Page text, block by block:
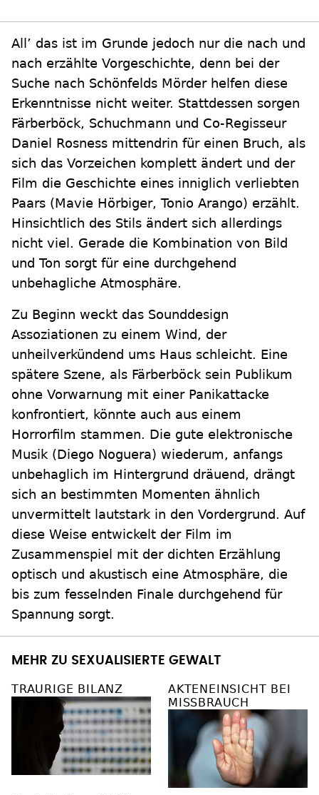
All’ das ist im Grunde jedoch nur die nach und
nach erzählte Vorgeschichte, denn bei der
Suche nach Schönfelds Mörder helfen diese
Erkenntnisse nicht weiter. Stattdessen sorgen
Färberböck, Schuchmann und Co-Regisseur
Daniel Rosness mittendrin für einen Bruch, als
sich das Vorzeichen komplett ändert und der
Film die Geschichte eines inniglich verliebten
Paars (Mavie Hörbiger, Tonio Arango) erzählt.
Hinsichtlich des Stils ändert sich allerdings
nicht viel. Gerade die Kombination von Bild
und Ton sorgt für eine durchgehend
unbehagliche Atmosphäre.
Zu Beginn weckt das Sounddesign
Assoziationen zu einem Wind, der
unheilverkündend ums Haus schleicht. Eine
spätere Szene, als Färberböck sein Publikum
ohne Vorwarnung mit einer Panikattacke
konfrontiert, könnte auch aus einem
Horrorfilm stammen. Die gute elektronische
Musik (Diego Noguera) wiederum, anfangs
unbehaglich im Hintergrund dräuend, drängt
sich an bestimmten Momenten ähnlich
unvermittelt lautstark in den Vordergrund. Auf
diese Weise entwickelt der Film im
Zusammenspiel mit der dichten Erzählung
optisch und akustisch eine Atmosphäre, die
bis zum fesselnden Finale durchgehend für
Spannung sorgt.
MEHR ZU SEXUALISIERTE GEWALT
TRAURIGE BILANZ
AKTENEINSICHT BEI
MISSBRAUCH